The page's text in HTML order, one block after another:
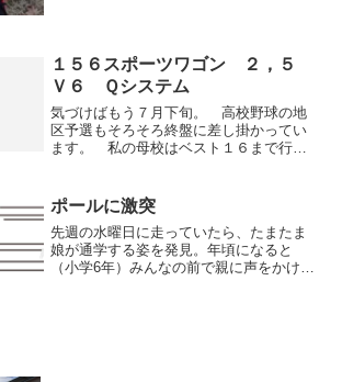
らばナンカンやクムホ、...
１５６スポーツワゴン ２，５
Ｖ６ Ｑシステム
気づけばもう７月下旬。 高校野球の地
区予選もそろそろ終盤に差し掛かってい
ます。 私の母校はベスト１６まで行っ
で一気に強くなってきましたので、ベス
ト１６に行っても残念がら...
ポールに激突
先週の水曜日に走っていたら、たまたま
娘が通学する姿を発見。年頃になると
（小学6年）みんなの前で親に声をかけら